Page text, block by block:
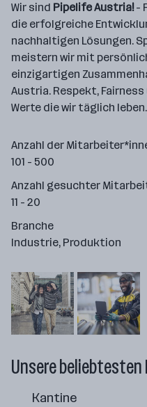
Wir sind Pipelife Austria!-
die erfolgreiche
nachhaltigen Lösungen.
meistern wir mit
einzigartigen
Austria. Respekt,
Werte die wir täglich leben.
Anzahl der
101 - 500
Anzahl gesuchter
11 - 20
Branche
Industrie, Produktion
Unsere
Kantine